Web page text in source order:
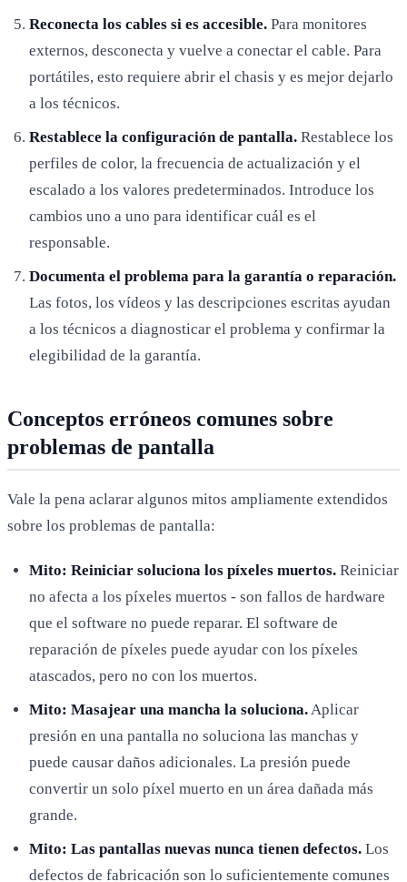
Reconecta los cables si es accesible. Para monitores
externos, desconecta y vuelve a conectar el cable. Para
portátiles, esto requiere abrir el chasis y es mejor dejarlo
a los técnicos.
Restablece la configuración de pantalla. Restablece los
perfiles de color, la frecuencia de actualización y el
escalado a los valores predeterminados. Introduce los
cambios uno a uno para identificar cuál es el
responsable.
Documenta el problema para la garantía o reparación.
Las fotos, los vídeos y las descripciones escritas ayudan
a los técnicos a diagnosticar el problema y confirmar la
elegibilidad de la garantía.
Conceptos erróneos comunes sobre
problemas de pantalla
Vale la pena aclarar algunos mitos ampliamente extendidos
sobre los problemas de pantalla:
Mito: Reiniciar soluciona los píxeles muertos. Reiniciar
no afecta a los píxeles muertos - son fallos de hardware
que el software no puede reparar. El software de
reparación de píxeles puede ayudar con los píxeles
atascados, pero no con los muertos.
Mito: Masajear una mancha la soluciona.Aplicar
presión en una pantalla no soluciona las manchas y
puede causar daños adicionales. La presión puede
convertir un solo píxel muerto en un área dañada más
grande.
Mito: Las pantallas nuevas nunca tienen defectos. Los
defectos de fabricación son lo suficientemente comunes